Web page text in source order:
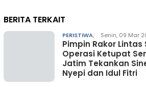
BERITA TERKAIT
PERISTIWA, Senin, 09 Mar
Pimpin Rakor
Operasi Ketupat
Jatim Tekankan
Nyepi dan Idul Fitri